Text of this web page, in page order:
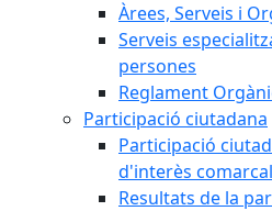
Àrees, Serveis i
Serveis
persones
Reglament
Participació ciutadana
Participació
d'interès comarcal
Resultats de la